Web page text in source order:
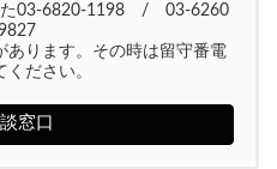
た03-6820-1198 / 03-6260
あります。その時は留守番電
ください。
窓口